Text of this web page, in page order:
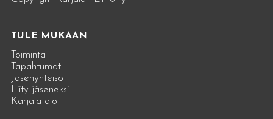
TULE MUKAAN
Toiminta
Tapahtumat
Jäsenyhteisöt
Liity jäseneksi
Karjalatalo